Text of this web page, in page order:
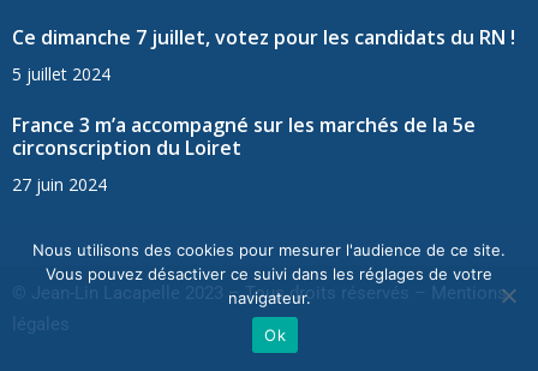
Ce dimanche 7 juillet, votez pour les candidats du RN !
5 juillet 2024
France 3 m’a accompagné sur les marchés de la 5e
circonscription du Loiret
27 juin 2024
© Jean-Lin Lacapelle 2023 – Tous droits réservés – Mentions
légales
Nous utilisons des cookies pour mesurer l'audience de ce site.
Vous pouvez désactiver ce suivi dans les réglages de votre
navigateur.
Ok